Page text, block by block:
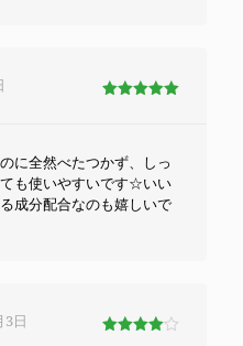
に全然べたつかず、しっ
も使いやすいです☆いい
成分配合なのも嬉しいで
3日